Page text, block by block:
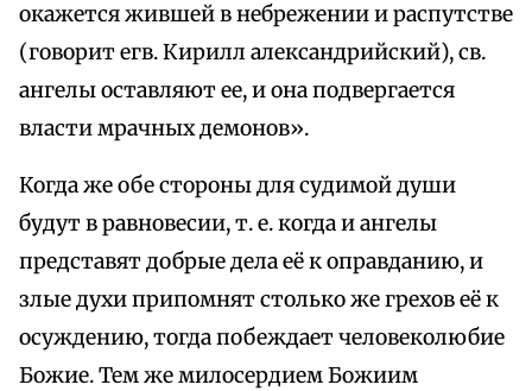
окажется жившей в небрежении и распутстве
(говорит егв. Кирилл александрийский), св.
ангелы оставляют ее, и она подвергается
власти мрачных демонов».
Когда же обе стороны для судимой души
будут в равновесии, т. е. когда и ангелы
представят добрые дела её к оправданию, и
злые духи припомнят столько же грехов её к
осуждению, тогда побеждает человеколюбие
Божие. Тем же милосердием Божиим